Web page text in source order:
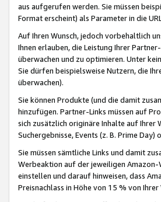
aus aufgerufen werden. Sie müssen
Format erscheint) als Parameter in die
Auf Ihren Wunsch, jedoch vorbehaltlich
Ihnen erlauben, die Leistung Ihrer
überwachen und zu optimieren. Unter
Sie dürfen beispielsweise Nutzern, die
überwachen).
Sie können Produkte (und die damit
hinzufügen. Partner-Links müssen auf
sich zusätzlich originäre Inhalte auf Ihrer
Suchergebnisse, Events (z. B. Prime
Sie müssen sämtliche Links und damit
Werbeaktion auf der jeweiligen Amazon-
einstellen und darauf hinweisen, dass
Preisnachlass in Höhe von 15 % von